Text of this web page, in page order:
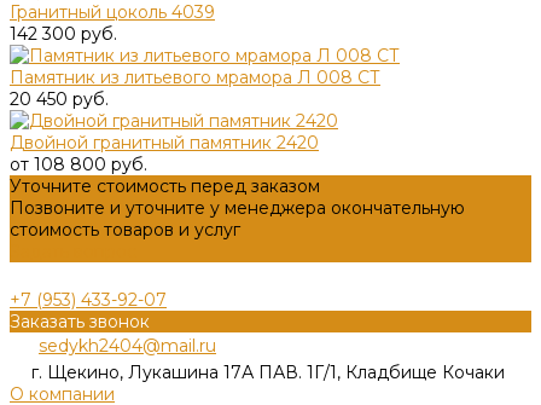
Гранитный цоколь 4039
142 300 руб.
Памятник из литьевого мрамора Л 008 СТ
20 450 руб.
Двойной гранитный памятник 2420
от 108 800 руб.
Уточните стоимость перед заказом
Позвоните и уточните у менеджера окончательную
стоимость товаров и услуг
+7 (953) 433-92-07
Заказать звонок
sedykh2404@mail.ru
г. Щекино, Лукашина 17А ПАВ. 1Г/1, Кладбище Кочаки
О компании